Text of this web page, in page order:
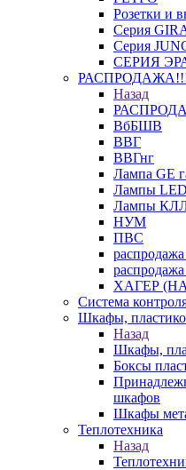
Розетки и
Серия
Серия
СЕРИЯ
Назад
ВбБШВ
ВВГ
ВВГнг
Лампа GE
Лампы
Лампы
НУМ
ПВС
ХАГЕР
Система
Шкафы,
Назад
Шкафы,
Боксы
шкафов
Шкафы
Теплотехника
Назад